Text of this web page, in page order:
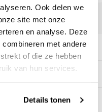
Ook delen we
site met onze
en analyse. Deze
met andere
of die ze hebben
van hun services.
Details tonen